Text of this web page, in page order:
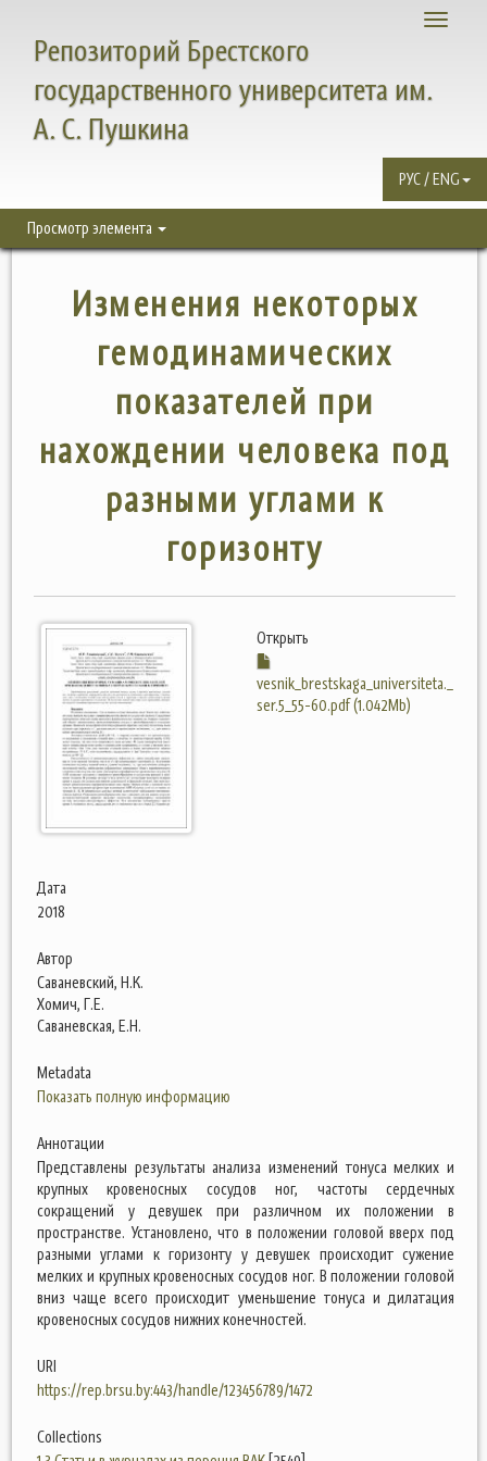
Toggle
Репозиторий Брестского
государственного университета им.
А. С. Пушкина
РУС / ENG
Просмотр элемента
Изменения некоторых
гемодинамических
показателей при
нахождении человека под
разными углами к
горизонту
Открыть
vesnik_brestskaga_universiteta._
ser.5_55-60.pdf (1.042Mb)
Дата
2018
Автор
Саваневский, Н.К.
Хомич, Г.Е.
Саваневская, Е.Н.
Metadata
Показать полную информацию
Аннотации
Представлены результаты анализа изменений тонуса мелких и
крупных кровеносных сосудов ног, частоты сердечных
сокращений у девушек при различном их положении в
пространстве. Установлено, что в положении головой вверх под
разными углами к горизонту у девушек происходит сужение
мелких и крупных кровеносных сосудов ног. В положении головой
вниз чаще всего происходит уменьшение тонуса и дилатация
кровеносных сосудов нижних конечностей.
URI
https://rep.brsu.by:443/handle/123456789/1472
Collections